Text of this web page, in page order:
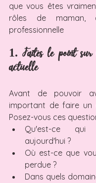
que vous êtes
rôles de maman,
professionnelle
1. Faites le point sur
actuelle
Avant de pouvoir
important de faire un
Posez-vous ces
Qu'est-ce
aujourd'hui ?
Où est-ce que
perdue ?
Dans quels